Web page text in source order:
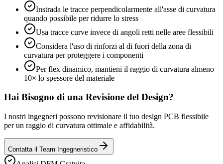
Instrada le tracce perpendicolarmente all'asse di curvatura
quando possibile per ridurre lo stress
Usa tracce curve invece di angoli retti nelle aree flessibili
Considera l'uso di rinforzi al di fuori della zona di
curvatura per proteggere i componenti
Per flex dinamico, mantieni il raggio di curvatura almeno
10× lo spessore del materiale
Hai Bisogno di una Revisione del Design?
I nostri ingegneri possono revisionare il tuo design PCB flessibile
per un raggio di curvatura ottimale e affidabilità.
Contatta il Team Ingegneristico